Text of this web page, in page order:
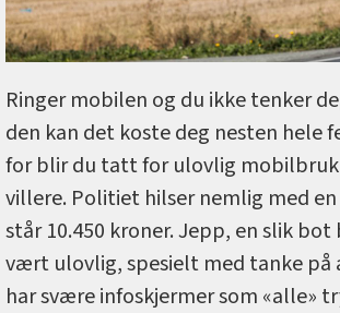
Ringer mobilen og du ikke tenker
den kan det koste deg nesten hele
for blir du tatt for ulovlig
villere. Politiet hilser nemlig med
står 10.450 kroner. Jepp, en slik bot
vært ulovlig, spesielt med tanke på
har svære infoskjermer som «alle»